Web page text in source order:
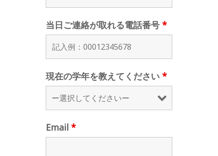
当日ご連絡が取れる電話番号 *
現在の学年を教えてください *
Email *